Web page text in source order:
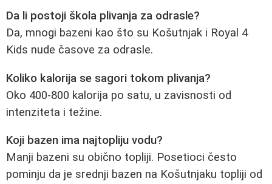
Da li postoji škola plivanja za odrasle?
Da, mnogi bazeni kao što su Košutnjak i Royal 4
Kids nude časove za odrasle.
Koliko kalorija se sagori tokom plivanja?
Oko 400-800 kalorija po satu, u zavisnosti od
intenziteta i težine.
Koji bazen ima najtopliju vodu?
Manji bazeni su obično topliji. Posetioci često
pominju da je srednji bazen na Košutnjaku topliji od